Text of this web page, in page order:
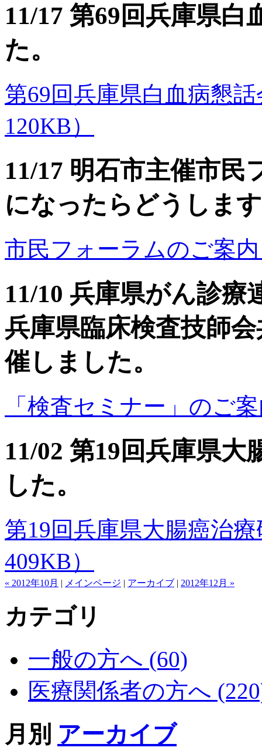
11/17 第69回兵庫県
た。
第69回兵庫県白血病懇話
120KB）
11/17 明石市主催市
になったらどうしま
市民フォーラムのご案
11/10 兵庫県がん診療
兵庫県臨床検査技師
催しました。
「検査セミナー」のご
11/02 第19回兵庫県
した。
第19回兵庫県大腸癌治療
409KB）
« 2012年10月 | メインページ | アーカイブ | 2012年12月 »
カテゴリ
一般の方へ (60)
医療関係者の方へ
月別 アーカイブ